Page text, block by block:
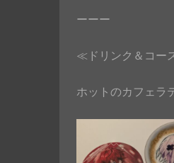
ーーー
≪ドリンク＆コー
ホットのカフェラ